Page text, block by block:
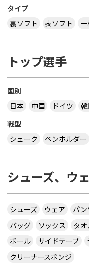
タイプ
裏ソフト
表ソフト
トップ選手
国別
日本
中国 ドイツ
戦型
シェーク
ペンホルダー
シューズ、ウ
シューズ ウェア パン
バッグ
ソックス タオ
ボール
サイドテープ
クリーナースポンジ